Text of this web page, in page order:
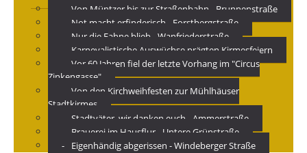
Von Müntzer bis zur Straßenbahn - Brunnenstraße
Not macht erfinderisch - Forstbergstraße
Nur die Fahne blieb - Wanfriederstraße
Karnevalistische Auswüchse prägten Kirmesfeiern
Vor 60 Jahren fiel der letzte Vorhang im "Circus
Zinkengasse"
Von den Kirchweihfesten zur Mühlhäuser
Stadtkirmes
Stadtväter, wir danken euch - Ammerstraße
Brauerei im Hausflur - Untere Grünstraße
Eigenhändig abgerissen - Windeberger Straße